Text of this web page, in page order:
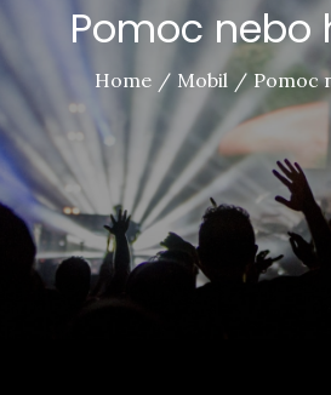
Pomoc nebo
Home Mobil Pomoc